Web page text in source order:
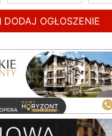
DODAJ OGŁOSZENIE